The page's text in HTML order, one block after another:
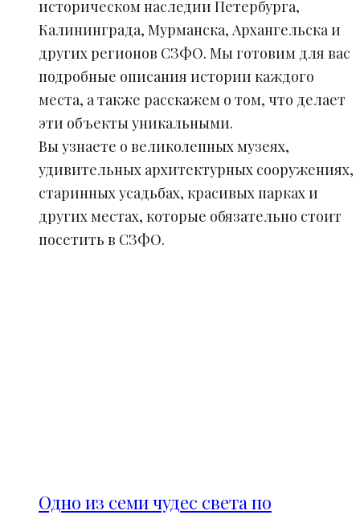
историческом наследии Петербурга,
Калининграда, Мурманска, Архангельска и
других регионов СЗФО. Мы готовим для вас
подробные описания истории каждого
места, а также расскажем о том, что делает
эти объекты уникальными.
Вы узнаете о великолепных музеях,
удивительных архитектурных сооружениях,
старинных усадьбах, красивых парках и
других местах, которые обязательно стоит
посетить в СЗФО.
Одно из семи чудес света по